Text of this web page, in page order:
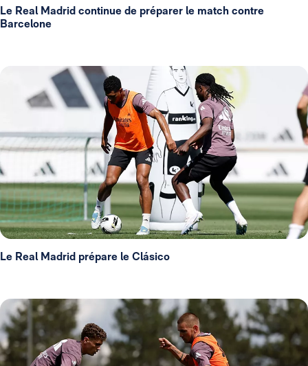
Le Real Madrid continue de préparer le match contre
Barcelone
Le Real Madrid prépare le Clásico